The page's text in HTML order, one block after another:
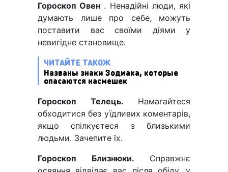
Гороскоп Овен . Ненадійні люди, які
думають лише про себе, можуть
поставити вас своїми діями у
невигідне становище.
ЧИТАЙТЕ ТАКОЖ
Названы знаки Зодиака, которые
опасаются насмешек
Гороскоп Телець. Намагайтеся
обходитися без уїдливих коментарів,
якщо спілкуєтеся з близькими
людьми. Зачепите їх.
Гороскоп Близнюки. Справжнє